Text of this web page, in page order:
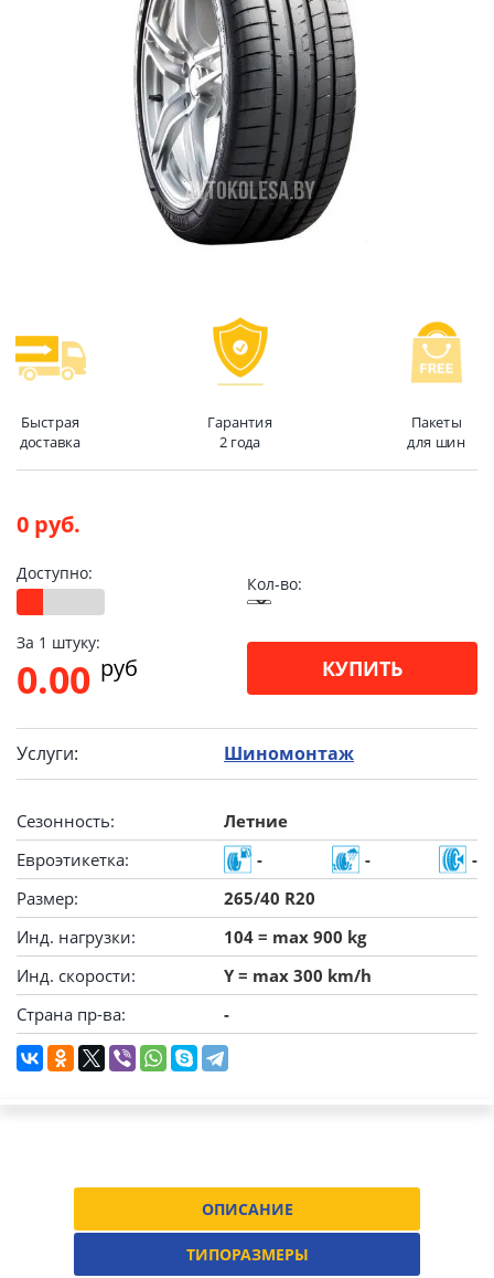
Быстрая
доставка
Гарантия
2 года
Пакеты
для шин
0 руб.
Доступно:
Кол-во:
За 1 штуку:
0.00 pуб КУПИТЬ
Услуги: Шиномонтаж
Сезонность:
Летние
Евроэтикетка:
- -
-
Размер:
265/40 R20
Инд. нагрузки:
104 = max 900 kg
Инд. скорости:
Y = max 300 km/h
Страна пр-ва:
-
ОПИСАНИЕ
ТИПОРАЗМЕРЫ